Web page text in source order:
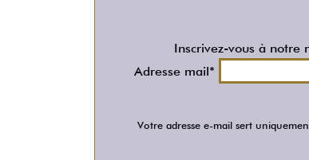
Inscrivez-vous à notre
Adresse mail*
Votre adresse e-mail sert